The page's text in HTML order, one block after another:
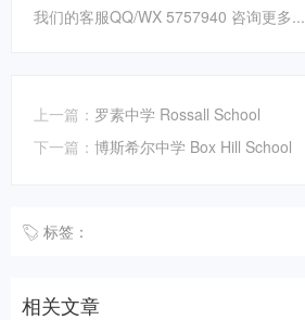
我们的客服QQ/WX 5757940 咨询更多...
上一篇： 罗素中学 Rossall School
下一篇： 博斯希尔中学 Box Hill School
标签：
相关文章